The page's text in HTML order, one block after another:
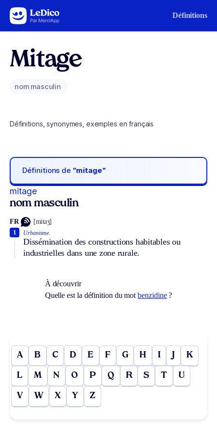
Aller au contenu Définitions
Mitage
nom masculin
Définitions, synonymes, exemples en français
Définitions de “mitage“
mitage
nom masculin
FR [mitaʒ]
Urbanisme.
Dissémination des constructions habitables ou
industrielles dans une zone rurale.
1
À découvrir
Quelle est la définition du motbenzidine?
A B C D E F G H I J K
L M N O P Q R S T U
V W X Y Z